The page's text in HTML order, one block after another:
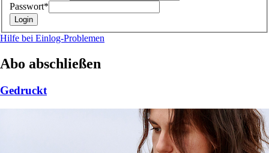
Passwort*
Hilfe bei Einlog-Problemen
Abo abschließen
Gedruckt